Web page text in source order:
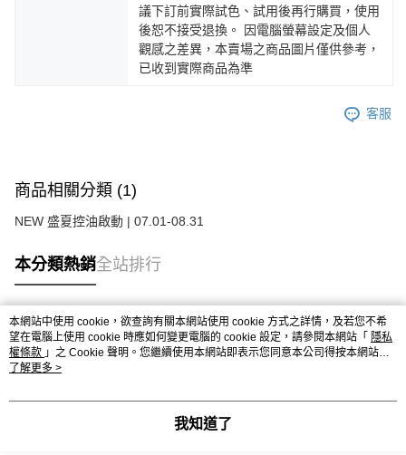
議下訂前實際試色、試用後再行購買，使用
後恕不接受退換。 因電腦螢幕設定及個人
觀感之差異，本賣場之商品圖片僅供參考，
已收到實際商品為準
客服
商品相關分類 (1)
NEW 盛夏控油啟動 | 07.01-08.31
本分類熱銷全站排行
熱門標籤
本網站中使用 cookie，欲查詢有關本網站使用 cookie 方式之詳情，及若您不希
望在電腦上使用 cookie 時應如何變更電腦的 cookie 設定，請參閱本網站「 隱私
權條款 」之 Cookie 聲明。您繼續使用本網站即表示您同意本公司得按本網站使
用條款之 Cookie 聲明使用 cookie。
了解更多 >
我知道了